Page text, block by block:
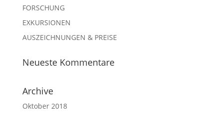
FORSCHUNG
EXKURSIONEN
AUSZEICHNUNGEN & PREISE
Neueste Kommentare
Archive
Oktober 2018